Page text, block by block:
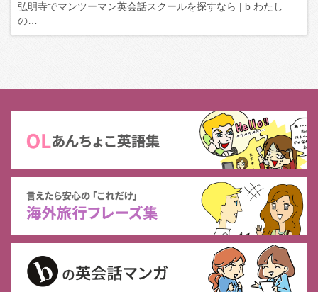
弘明寺でマンツーマン英会話スクールを探すなら | b わたし
の…